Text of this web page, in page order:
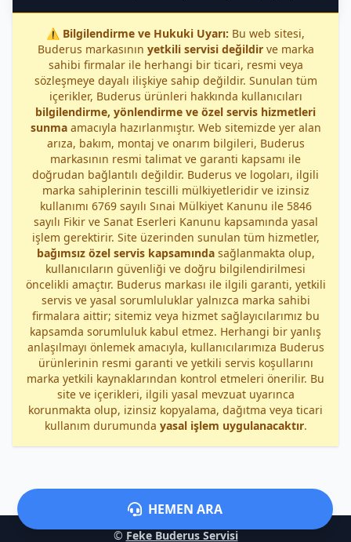
⚠️ Bilgilendirme ve Hukuki Uyarı: Bu web sitesi,
Buderus markasının yetkili servisi değildirve marka
sahibi firmalar ile herhangi bir ticari, resmi veya
sözleşmeye dayalı ilişkiye sahip değildir. Sunulan tüm
içerikler, Buderus ürünleri hakkında kullanıcıları
bilgilendirme, yönlendirme ve özel servis hizmetleri
sunmaamacıyla hazırlanmıştır. Web sitemizde yer alan
arıza, bakım, montaj ve onarım bilgileri, Buderus
markasının resmi talimat ve garanti kapsamı ile
doğrudan bağlantılı değildir. Buderus ve logoları, ilgili
marka sahiplerinin tescilli mülkiyetleridir ve izinsiz
kullanımı 6769 sayılı Sınai Mülkiyet Kanunu ile 5846
sayılı Fikir ve Sanat Eserleri Kanunu kapsamında yasal
işlem gerektirir. Site üzerinden sunulan tüm hizmetler,
bağımsız özel servis kapsamındasağlanmakta olup,
kullanıcıların güvenliği ve doğru bilgilendirilmesi
öncelikli amaçtır. Buderus markası ile ilgili garanti, yetkili
servis ve yasal sorumluluklar yalnızca marka sahibi
firmalara aittir; sitemiz veya hizmet sağlayıcılarımız bu
kapsamda sorumluluk kabul etmez. Herhangi bir yanlış
anlaşılmayı önlemek amacıyla, kullanıcılarımıza Buderus
ürünlerinin resmi garanti ve yetkili servis koşullarını
marka yetkili kaynaklarından kontrol etmeleri önerilir. Bu
site ve içerikleri, ilgili yasal mevzuat uyarınca
korunmakta olup, izinsiz kopyalama, dağıtma veya ticari
kullanım durumunda yasal işlem uygulanacaktır.
© Feke Buderus Servisi
HEMEN ARA